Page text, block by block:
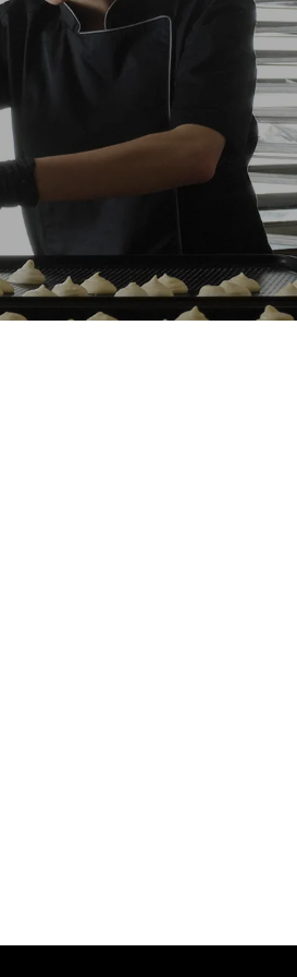
van dagelijks gebruik van de
jaar):
gebraden kip (geladen op
geroosterde aardappelen
met stoom koken
op 180 °C